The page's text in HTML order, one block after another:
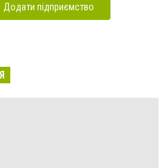
Додати підприємство